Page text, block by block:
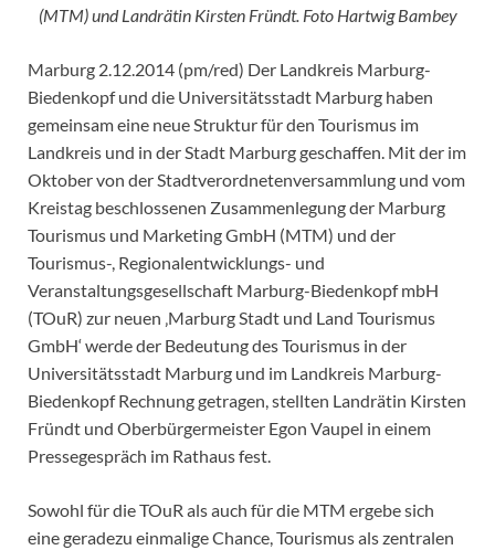
(MTM) und Landrätin Kirsten Fründt. Foto Hartwig Bambey
Marburg 2.12.2014 (pm/red) Der Landkreis Marburg-
Biedenkopf und die Universitätsstadt Marburg haben
gemeinsam eine neue Struktur für den Tourismus im
Landkreis und in der Stadt Marburg geschaffen. Mit der im
Oktober von der Stadtverordnetenversammlung und vom
Kreistag beschlossenen Zusammenlegung der Marburg
Tourismus und Marketing GmbH (MTM) und der
Tourismus-, Regionalentwicklungs- und
Veranstaltungsgesellschaft Marburg-Biedenkopf mbH
(TOuR) zur neuen ‚Marburg Stadt und Land Tourismus
GmbH‘ werde der Bedeutung des Tourismus in der
Universitätsstadt Marburg und im Landkreis Marburg-
Biedenkopf Rechnung getragen, stellten Landrätin Kirsten
Fründt und Oberbürgermeister Egon Vaupel in einem
Pressegespräch im Rathaus fest.
Sowohl für die TOuR als auch für die MTM ergebe sich
eine geradezu einmalige Chance, Tourismus als zentralen